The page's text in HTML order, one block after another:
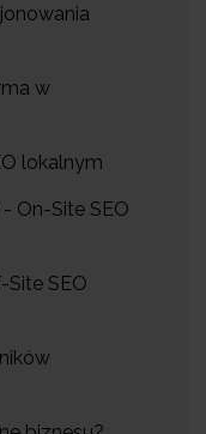
w
lokalnym
On-Site SEO
Site SEO